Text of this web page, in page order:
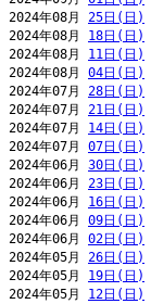
2024年08月 25日(日)
2024年08月 18日(日)
2024年08月 11日(日)
2024年08月 04日(日)
2024年07月 28日(日)
2024年07月 21日(日)
2024年07月 14日(日)
2024年07月 07日(日)
2024年06月 30日(日)
2024年06月 23日(日)
2024年06月 16日(日)
2024年06月 09日(日)
2024年06月 02日(日)
2024年05月 26日(日)
2024年05月 19日(日)
2024年05月 12日(日)